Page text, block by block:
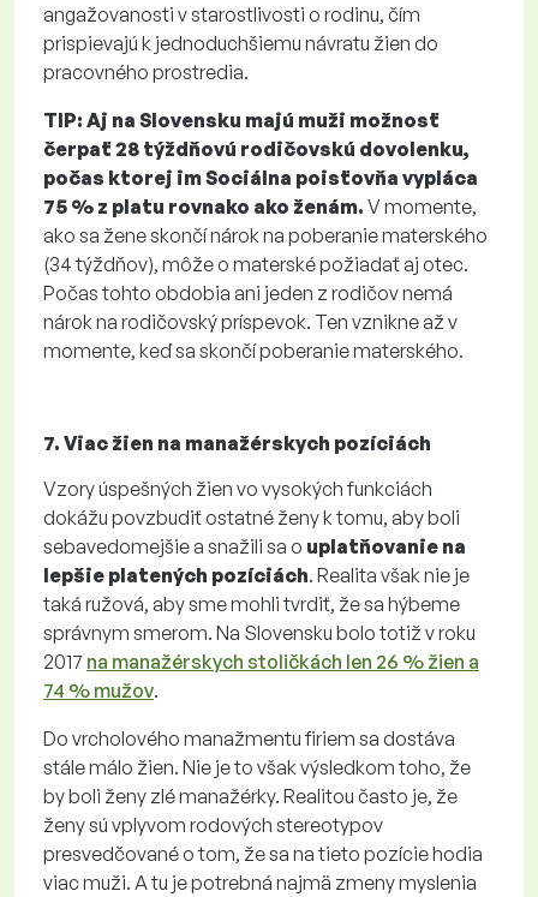
angažovanosti v starostlivosti o rodinu, čím
prispievajú k jednoduchšiemu návratu žien do
pracovného prostredia.
TIP: Aj na Slovensku majú muži možnosť
čerpať 28 týždňovú rodičovskú dovolenku,
počas ktorej im Sociálna poisťovňa vypláca
75 % z platu rovnako ako ženám. V momente,
ako sa žene skončí nárok na poberanie materského
(34 týždňov), môže o materské požiadať aj otec.
Počas tohto obdobia ani jeden z rodičov nemá
nárok na rodičovský príspevok. Ten vznikne až v
momente, keď sa skončí poberanie materského.
7. Viac žien na manažérskych pozíciách
Vzory úspešných žien vo vysokých funkciách
dokážu povzbudiť ostatné ženy k tomu, aby boli
sebavedomejšie a snažili sa o uplatňovanie na
lepšie platených pozíciách. Realita však nie je
taká ružová, aby sme mohli tvrdiť, že sa hýbeme
správnym smerom. Na Slovensku bolo totiž v roku
2017 na manažérskych stoličkách len 26 % žien a
74 % mužov.
Do vrcholového manažmentu firiem sa dostáva
stále málo žien. Nie je to však výsledkom toho, že
by boli ženy zlé manažérky. Realitou často je, že
ženy sú vplyvom rodových stereotypov
presvedčované o tom, že sa na tieto pozície hodia
viac muži. A tu je potrebná najmä zmeny myslenia